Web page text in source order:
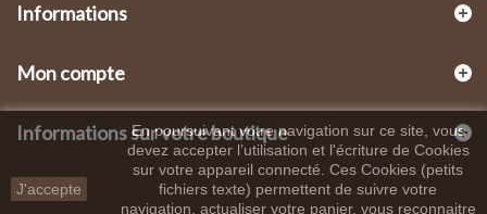
Informations
Mon compte
Informations sur votre boutique
J'accepte
En poursuivant votre navigation sur ce site, vous
devez accepter l’utilisation et l'écriture de Cookies
sur votre appareil connecté. Ces Cookies (petits
fichiers texte) permettent de suivre votre
navigation, actualiser votre panier, vous reconnaitre